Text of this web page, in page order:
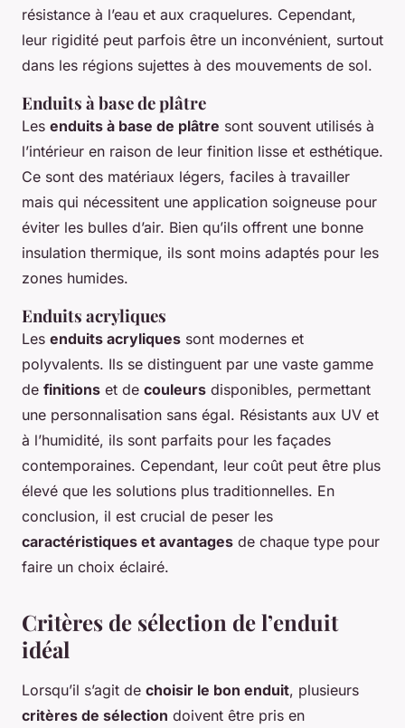
résistance à l’eau et aux craquelures. Cependant,
leur rigidité peut parfois être un inconvénient, surtout
dans les régions sujettes à des mouvements de sol.
Enduits à base de plâtre
Les enduits à base de plâtre sont souvent utilisés à
l’intérieur en raison de leur finition lisse et esthétique.
Ce sont des matériaux légers, faciles à travailler
mais qui nécessitent une application soigneuse pour
éviter les bulles d’air. Bien qu’ils offrent une bonne
insulation thermique, ils sont moins adaptés pour les
zones humides.
Enduits acryliques
Les enduits acryliques sont modernes et
polyvalents. Ils se distinguent par une vaste gamme
de finitions et de couleurs disponibles, permettant
une personnalisation sans égal. Résistants aux UV et
à l’humidité, ils sont parfaits pour les façades
contemporaines. Cependant, leur coût peut être plus
élevé que les solutions plus traditionnelles. En
conclusion, il est crucial de peser les
caractéristiques et avantages de chaque type pour
faire un choix éclairé.
Critères de sélection de l’enduit
idéal
Lorsqu’il s’agit de choisir le bon enduit, plusieurs
critères de sélection doivent être pris en